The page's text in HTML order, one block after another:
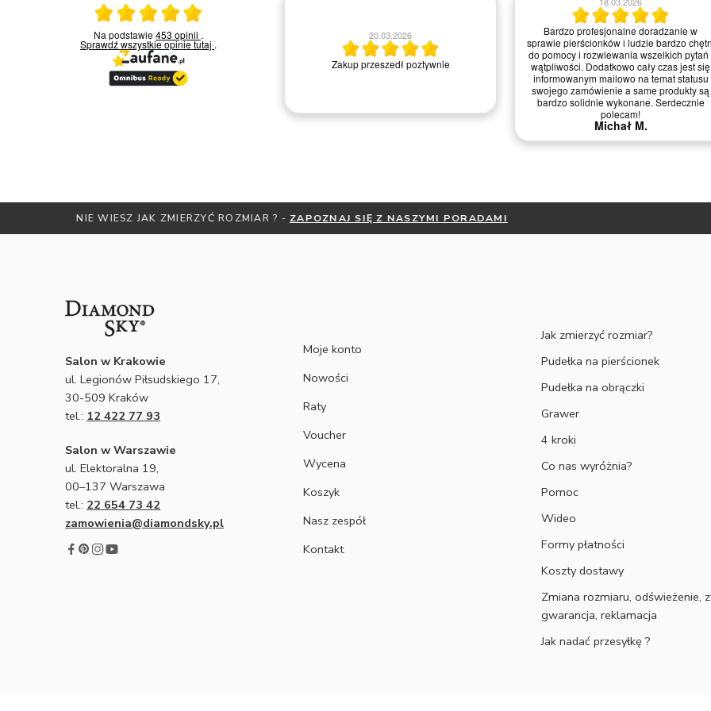
Ocena średnia 5 na 5
Na podstawie453 opinii .
Sprawdź wszystkie opinietutaj .
23.03.2026
Bardzo miła i kompetentna obsługa.
Polecam
Remigiusz D.
20.03.2026
Zakup przeszedł poztywnie
Bardzo profesjonalne doradzanie w
sprawie pierścionków i ludzie bardzo
do pomocy i rozwiewania wszelkich pytań
wątpliwości. Dodatkowo cały czas jest się
informowanym mailowo na temat statusu
swojego zamówienie a same produkty są
bardzo solidnie wykonane. Serdecznie
polecam!
Michał M.
NIE WIESZ JAK ZMIERZYĆ ROZMIAR ? -
Salon w Krakowie
ul. Legionów Piłsudskiego 17,
30-509 Kraków
tel.: 12 422 77 93
Salon w Warszawie
ul. Elektoralna 19,
00–137 Warszawa
tel.: 22 654 73 42
zamowienia@diamondsky.pl
Moje konto
Nowości
Raty
Voucher
Wycena
Koszyk
Nasz zespół
Kontakt
Jak zmierzyć rozmiar?
Pudełka na pierścionek
Pudełka na obrączki
Grawer
4 kroki
Co nas wyróżnia?
Pomoc
Wideo
Formy płatności
Koszty dostawy
Zmiana rozmiaru, odświeżenie,
gwarancja, reklamacja
Jak nadać przesyłkę ?